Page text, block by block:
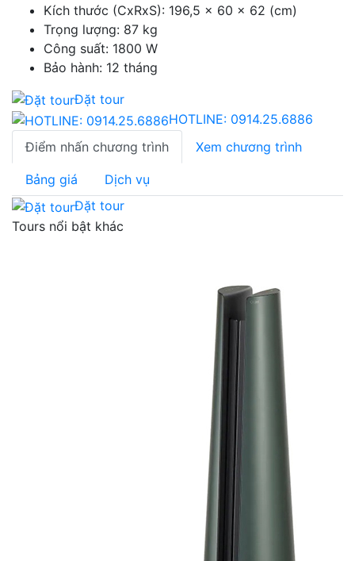
Kích thước (CxRxS): 196,5 × 60 × 62 (cm)
Trọng lượng: 87 kg
Công suất: 1800 W
Bảo hành: 12 tháng
Đặt tour
HOTLINE: 0914.25.6886
Điểm nhấn chương trình
Xem chương trình
Bảng giá
Dịch vụ
Đặt tour
Tours nổi bật khác